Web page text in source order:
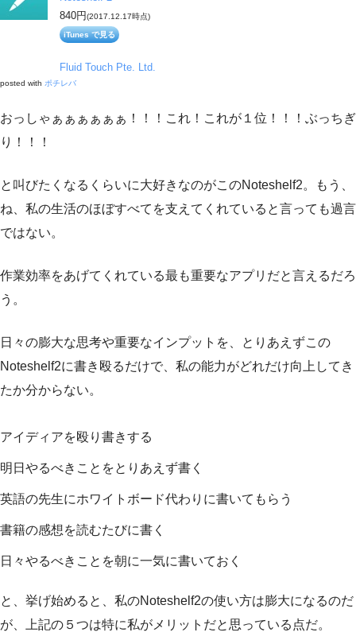
840円(2017.12.17時点)
iTunes で見る
Fluid Touch Pte. Ltd.
posted with ポチレバ
おっしゃぁぁぁぁぁぁ！！！これ！これが１位！！！ぶっちぎ
り！！！
と叫びたくなるくらいに大好きなのがこのNoteshelf2。もう、
ね、私の生活のほぼすべてを支えてくれていると言っても過言
ではない。
作業効率をあげてくれている最も重要なアプリだと言えるだろ
う。
日々の膨大な思考や重要なインプットを、とりあえずこの
Noteshelf2に書き殴るだけで、私の能力がどれだけ向上してき
たか分からない。
アイディアを殴り書きする
明日やるべきことをとりあえず書く
英語の先生にホワイトボード代わりに書いてもらう
書籍の感想を読むたびに書く
日々やるべきことを朝に一気に書いておく
と、挙げ始めると、私のNoteshelf2の使い方は膨大になるのだ
が、上記の５つは特に私がメリットだと思っている点だ。